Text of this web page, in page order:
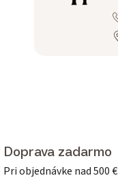
Doprava zadarmo
Pri objednávke nad 500 €